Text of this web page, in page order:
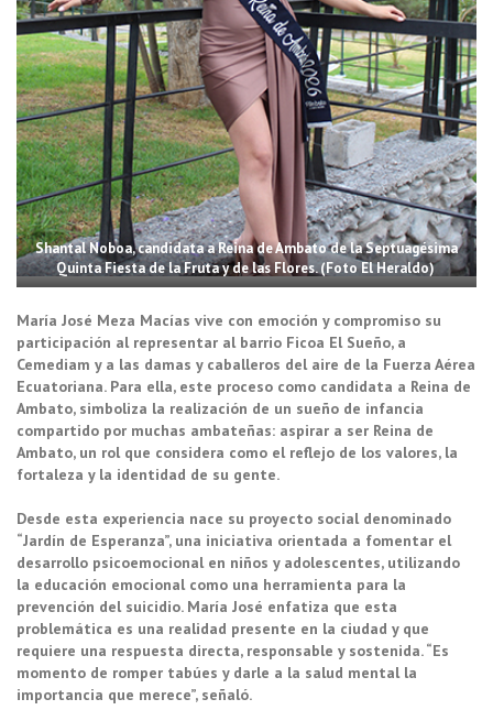
Shantal Noboa, candidata a Reina de Ambato de la Septuagésima
Quinta Fiesta de la Fruta y de las Flores. (Foto El Heraldo)
María José Meza Macías vive con emoción y compromiso su
participación al representar al barrio Ficoa El Sueño, a
Cemediam y a las damas y caballeros del aire de la Fuerza Aérea
Ecuatoriana. Para ella, este proceso como candidata a Reina de
Ambato, simboliza la realización de un sueño de infancia
compartido por muchas ambateñas: aspirar a ser Reina de
Ambato, un rol que considera como el reflejo de los valores, la
fortaleza y la identidad de su gente.
Desde esta experiencia nace su proyecto social denominado
“Jardín de Esperanza”, una iniciativa orientada a fomentar el
desarrollo psicoemocional en niños y adolescentes, utilizando
la educación emocional como una herramienta para la
prevención del suicidio. María José enfatiza que esta
problemática es una realidad presente en la ciudad y que
requiere una respuesta directa, responsable y sostenida. “Es
momento de romper tabúes y darle a la salud mental la
importancia que merece”, señaló.